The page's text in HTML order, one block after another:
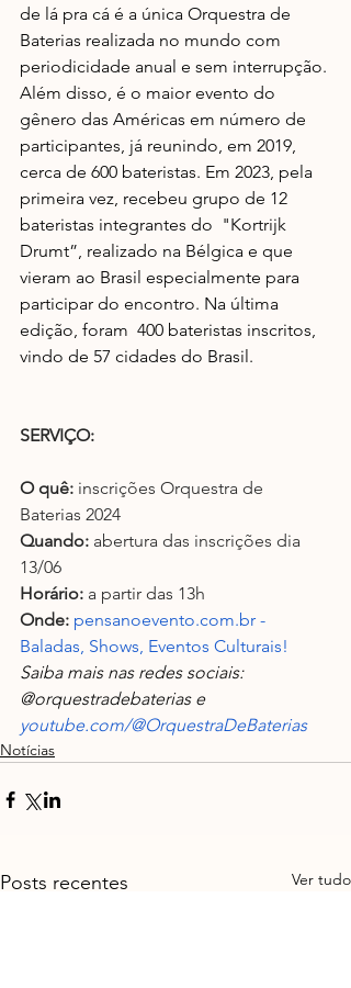
de lá pra cá é a única Orquestra de
Baterias realizada no mundo com
periodicidade anual e sem interrupção.
Além disso, é o maior evento do
gênero das Américas em número de
participantes, já reunindo, em 2019,
cerca de 600 bateristas. Em 2023, pela
primeira vez, recebeu grupo de 12
bateristas integrantes do  "Kortrijk
Drumt”, realizado na Bélgica e que
vieram ao Brasil especialmente para
participar do encontro. Na última
edição, foram  400 bateristas inscritos,
vindo de 57 cidades do Brasil.
SERVIÇO:
O quê: inscrições Orquestra de
Baterias 2024
Quando: abertura das inscrições dia
13/06
Horário: a partir das 13h
Onde: pensanoevento.com.br -
Baladas, Shows, Eventos Culturais!
Saiba mais nas redes sociais:
@orquestradebaterias e
youtube.com/@OrquestraDeBaterias
Notícias
Posts recentes Ver tudo